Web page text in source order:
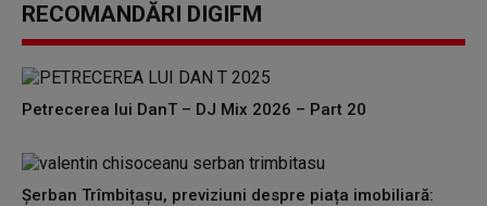
RECOMANDĂRI DIGIFM
Petrecerea lui DanT – DJ Mix 2026 – Part 20
Șerban Trîmbițașu, previziuni despre piața imobiliară: